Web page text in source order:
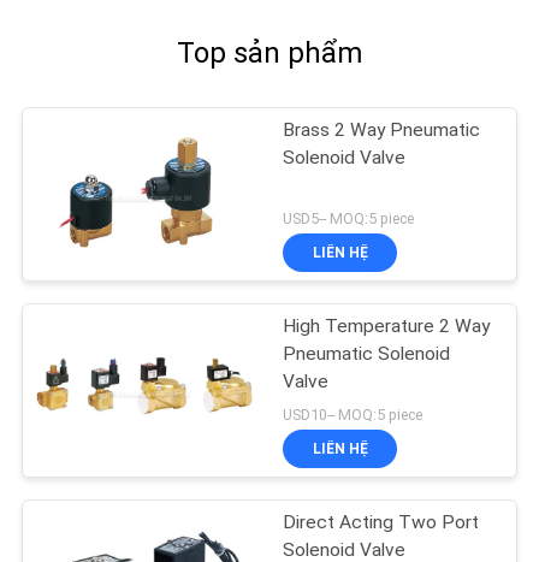
Top sản phẩm
Brass 2 Way Pneumatic
Solenoid Valve
USD5-- MOQ:5 piece
LIÊN HỆ
High Temperature 2 Way
Pneumatic Solenoid
Valve
USD10-- MOQ:5 piece
LIÊN HỆ
Direct Acting Two Port
Solenoid Valve